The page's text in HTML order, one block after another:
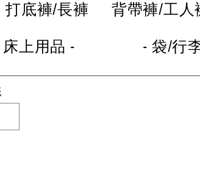
打底褲/長褲 背帶褲/工人
床上用品 - - 袋/行